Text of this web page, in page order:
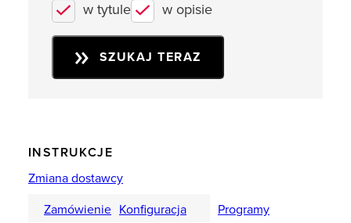
w tytule w opisie
SZUKAJ TERAZ
INSTRUKCJE
Zmiana dostawcy
Zamówienie Konfiguracja
Programy